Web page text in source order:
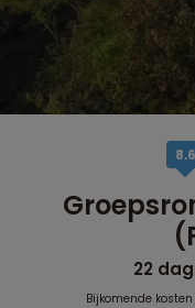
8,6
22
Bijkomende